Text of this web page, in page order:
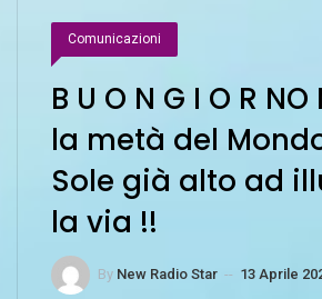
Comunicazioni
B U O N G I O R NO
la metà del
Sole già alto ad
la via !!
By New Radio Star -- 13 Aprile